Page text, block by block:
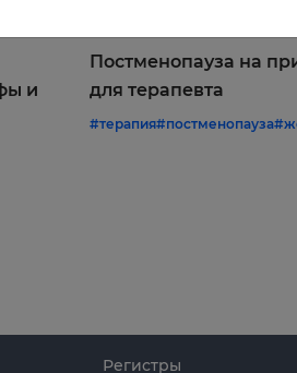
Постменопауза на
для терапевта
#терапия#постменопауза
и
Регистры